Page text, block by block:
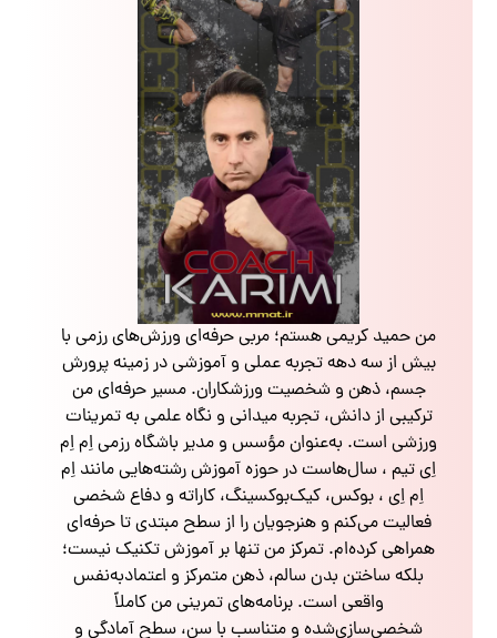
من حمید کریمی هستم؛ مربی حرفه‌ای ورزش‌های رزمی با
بیش از سه دهه تجربه عملی و آموزشی در زمینه پرورش
جسم، ذهن و شخصیت ورزشکاران. مسیر حرفه‌ای من
ترکیبی از دانش، تجربه میدانی و نگاه علمی به تمرینات
ورزشی است. به‌عنوان مؤسس و مدیر باشگاه رزمی اِم اِم
اِی تیم ، سال‌هاست در حوزه آموزش رشته‌هایی مانند اِم
اِم اِی ، بوکس، کیک‌بوکسینگ، کاراته و دفاع شخصی
فعالیت می‌کنم و هنرجویان را از سطح مبتدی تا حرفه‌ای
همراهی کرده‌ام. تمرکز من تنها بر آموزش تکنیک نیست؛
بلکه ساختن بدن سالم، ذهن متمرکز و اعتمادبه‌نفس
واقعی است. برنامه‌های تمرینی من کاملاً
شخصی‌سازی‌شده و متناسب با سن، سطح آمادگی و